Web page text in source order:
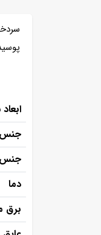
جنس
جنس
دما
برق